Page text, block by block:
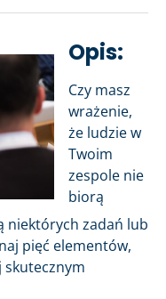
Opis:
Czy masz
wrażenie,
że ludzie w
Twoim
zespole nie
biorą
niektórych zadań lub
pięć elementów,
skutecznym